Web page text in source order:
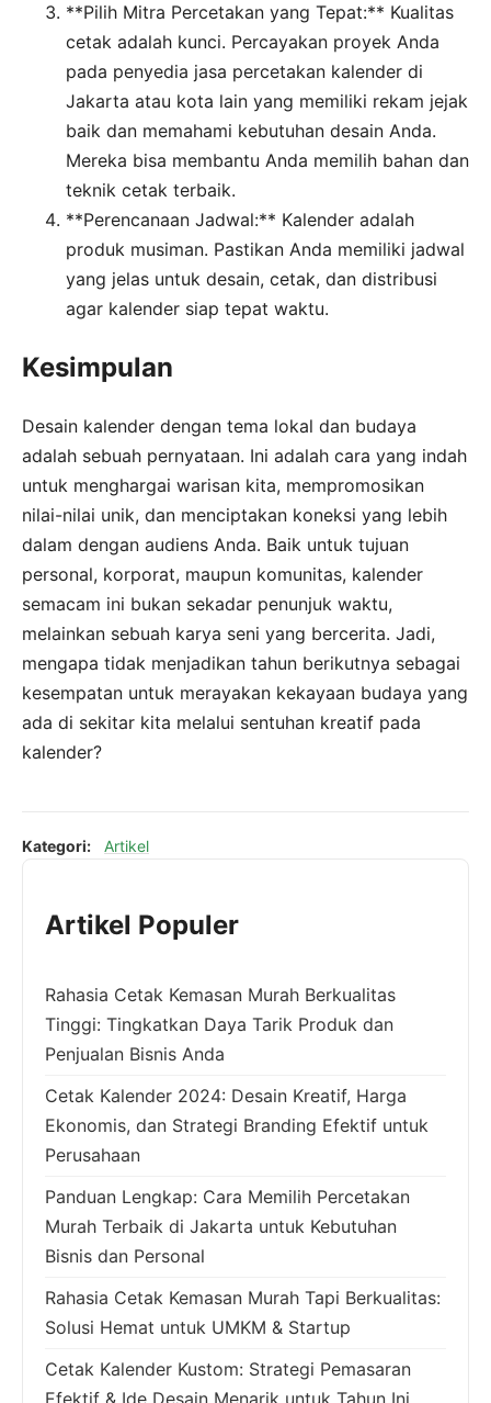
**Pilih Mitra Percetakan yang Tepat:** Kualitas
cetak adalah kunci. Percayakan proyek Anda
pada penyedia jasa percetakan kalender di
Jakarta atau kota lain yang memiliki rekam jejak
baik dan memahami kebutuhan desain Anda.
Mereka bisa membantu Anda memilih bahan dan
teknik cetak terbaik.
**Perencanaan Jadwal:** Kalender adalah
produk musiman. Pastikan Anda memiliki jadwal
yang jelas untuk desain, cetak, dan distribusi
agar kalender siap tepat waktu.
Kesimpulan
Desain kalender dengan tema lokal dan budaya
adalah sebuah pernyataan. Ini adalah cara yang indah
untuk menghargai warisan kita, mempromosikan
nilai-nilai unik, dan menciptakan koneksi yang lebih
dalam dengan audiens Anda. Baik untuk tujuan
personal, korporat, maupun komunitas, kalender
semacam ini bukan sekadar penunjuk waktu,
melainkan sebuah karya seni yang bercerita. Jadi,
mengapa tidak menjadikan tahun berikutnya sebagai
kesempatan untuk merayakan kekayaan budaya yang
ada di sekitar kita melalui sentuhan kreatif pada
kalender?
Kategori: Artikel
Artikel Populer
Rahasia Cetak Kemasan Murah Berkualitas
Tinggi: Tingkatkan Daya Tarik Produk dan
Penjualan Bisnis Anda
Cetak Kalender 2024: Desain Kreatif, Harga
Ekonomis, dan Strategi Branding Efektif untuk
Perusahaan
Panduan Lengkap: Cara Memilih Percetakan
Murah Terbaik di Jakarta untuk Kebutuhan
Bisnis dan Personal
Rahasia Cetak Kemasan Murah Tapi Berkualitas:
Solusi Hemat untuk UMKM & Startup
Cetak Kalender Kustom: Strategi Pemasaran